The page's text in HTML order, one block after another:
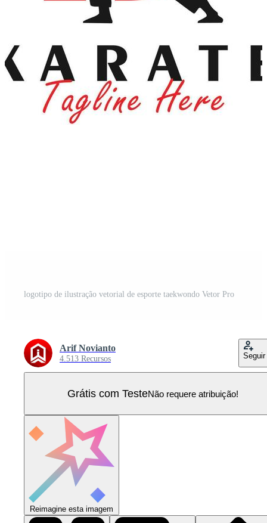
logotipo de ilustração vetorial de esporte taekwondo Vetor Pro
Arif Novianto
4.513 Recursos Seguir
Grátis com TesteNão requere atribuição!
Reimagine esta imagem